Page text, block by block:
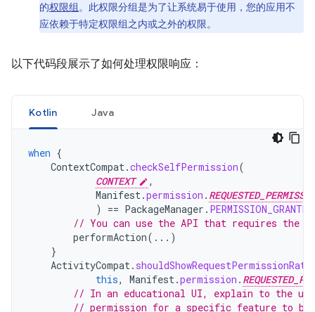
的权限组。此权限分组是为了让系统易于使用，您的应用不
应依赖于特定权限组之内或之外的权限。
以下代码段展示了如何处理权限响应：
Kotlin Java
when {
ContextCompat.checkSelfPermission(
CONTEXT
,
Manifest.permission .
)
== PackageManager . PERMISSION_GRANTED
// You can use the API that requires the
performAction(...)
}
ActivityCompat.
this, Manifest.permission .
// In an educational UI, explain to the
// permission for a specific feature to